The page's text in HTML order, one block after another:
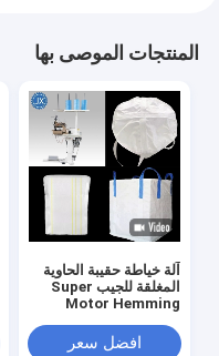
المنتجات الموصى بها
آلة خياطة حقيبة الحاوية
المغلقة للجيب Super
Motor Hemming
افضل سعر